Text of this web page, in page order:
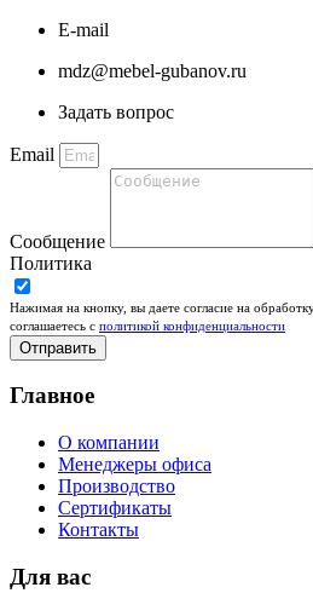
E-mail
mdz@mebel-gubanov.ru
Задать вопрос
Email
Сообщение
Политика
Нажимая на кнопку, вы даете согласие на
соглашаетесь c политикой конфиденциальности
Отправить
Главное
О компании
Менеджеры офиса
Производство
Сертификаты
Контакты
Для вас